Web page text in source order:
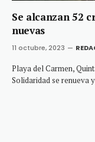
Se alcanzan 52
nuevas
11 octubre, 2023
Playa del Carmen,
Solidaridad se renueva